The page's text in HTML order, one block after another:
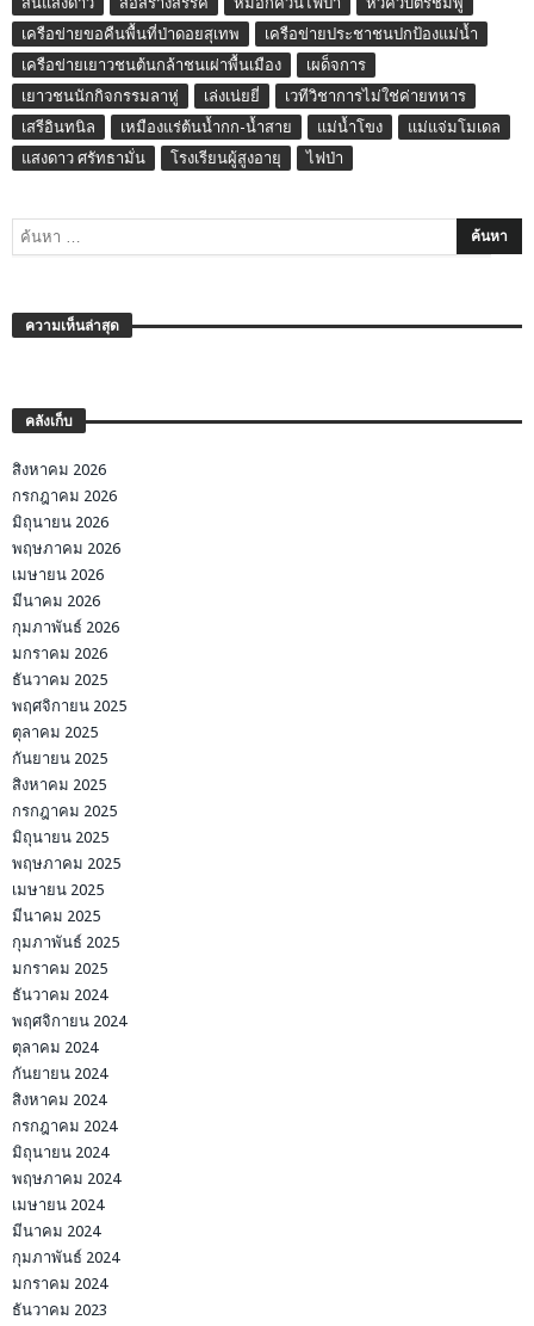
เครือข่ายขอคืนพื้นที่ป่าดอยสุเทพ
เครือข่ายประชาชนปกป้องแม่น้ำ
เครือข่ายเยาวชนต้นกล้าชนเผ่าพื้นเมือง
เผด็จการ
เยาวชนนักกิจกรรมลาหู่
เล่งเน่ยยี่
เวทีวิชาการไม่ใช่ค่ายทหาร
เสรีอินทนิล
เหมืองแร่ต้นน้ำกก-น้ำสาย แม่น้ำโขง
แม่แจ่มโมเดล
แสงดาว ศรัทธามั่น
โรงเรียนผู้สูงอายุ ไฟป่า
ความเห็นล่าสุด
คลังเก็บ
สิงหาคม 2026
กรกฎาคม 2026
มิถุนายน 2026
พฤษภาคม 2026
เมษายน 2026
มีนาคม 2026
กุมภาพันธ์ 2026
มกราคม 2026
ธันวาคม 2025
พฤศจิกายน 2025
ตุลาคม 2025
กันยายน 2025
สิงหาคม 2025
กรกฎาคม 2025
มิถุนายน 2025
พฤษภาคม 2025
เมษายน 2025
มีนาคม 2025
กุมภาพันธ์ 2025
มกราคม 2025
ธันวาคม 2024
พฤศจิกายน 2024
ตุลาคม 2024
กันยายน 2024
สิงหาคม 2024
กรกฎาคม 2024
มิถุนายน 2024
พฤษภาคม 2024
เมษายน 2024
มีนาคม 2024
กุมภาพันธ์ 2024
มกราคม 2024
ธันวาคม 2023